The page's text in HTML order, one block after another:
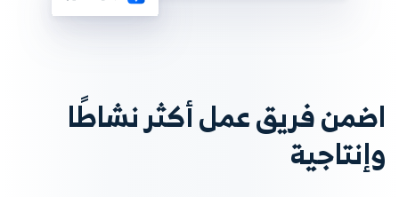
اضمن فريق عمل أكثر نشاطًا
وإنتاجية